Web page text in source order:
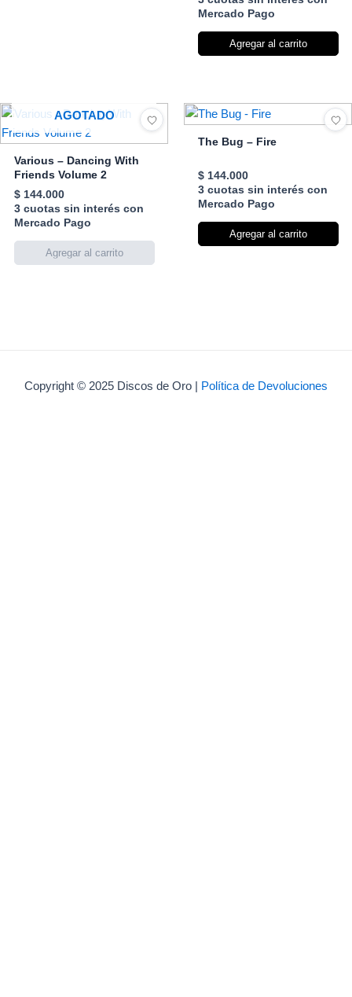
Coptic Sound Meets Wise
Mercado Pago
Agregar al carrito
AGOTADO
Various – Dancing With
Friends Volume 2
$144.000
3 cuotas sin interés con
Mercado Pago
The Bug – Fire
$144.000
3 cuotas sin interés con
Mercado Pago
Agregar al carrito
Copyright © 2025 Discos de Oro | Política de Devoluciones